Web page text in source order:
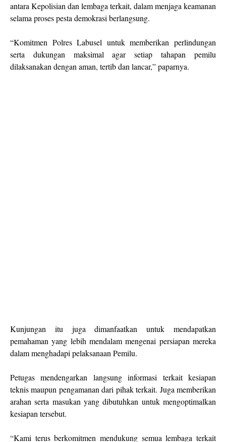
antara Kepolisian dan lembaga terkait, dalam menjaga keamanan
selama proses pesta demokrasi berlangsung.
“Komitmen Polres Labusel untuk memberikan perlindungan
serta dukungan maksimal agar setiap tahapan pemilu
dilaksanakan dengan aman, tertib dan lancar,” paparnya.
Kunjungan itu juga dimanfaatkan untuk mendapatkan
pemahaman yang lebih mendalam mengenai persiapan mereka
dalam menghadapi pelaksanaan Pemilu.
Petugas mendengarkan langsung informasi terkait kesiapan
teknis maupun pengamanan dari pihak terkait. Juga memberikan
arahan serta masukan yang dibutuhkan untuk mengoptimalkan
kesiapan tersebut.
“Kami terus berkomitmen mendukung semua lembaga terkait